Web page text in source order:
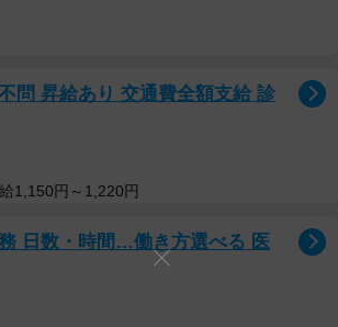
ったり、「4人で閉店まで飲もうぜ」と
。
勢を見せるも、姫との会話が続かず、気
果に。そんなカイトさんの接客に、山本
そんなんじゃない」「最後までカッコつ
らけ出すことで売上を伸ばしてきた自身
と全力で自分をさらけ出していこう！」
れてきた初回客につくことになった山本
問 昇給あり 交通費全額支給 診
1,150円～1,220円
日数・時間…働き方選べる 医